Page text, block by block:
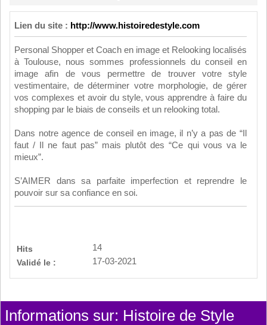
Lien du site : http://www.histoiredestyle.com
Personal Shopper et Coach en image et Relooking localisés
à Toulouse, nous sommes professionnels du conseil en
image afin de vous permettre de trouver votre style
vestimentaire, de déterminer votre morphologie, de gérer
vos complexes et avoir du style, vous apprendre à faire du
shopping par le biais de conseils et un relooking total.
Dans notre agence de conseil en image, il n’y a pas de “Il
faut / Il ne faut pas” mais plutôt des “Ce qui vous va le
mieux”.
S’AIMER dans sa parfaite imperfection et reprendre le
pouvoir sur sa confiance en soi.
Hits
14
Validé le :
17-03-2021
Informations sur: Histoire de Style